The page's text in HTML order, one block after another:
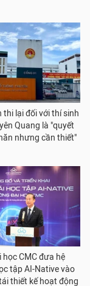
thi lại đối với thí sinh
Quang là "quyết
nhưng cần thiết"
CMC đưa hệ
tập AI-Native vào
thiết kế hoạt động